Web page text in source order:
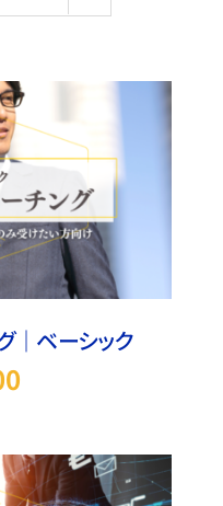
/ 詳細
｜ベーシック